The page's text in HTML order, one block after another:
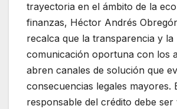
trayectoria en el ámbito de la
finanzas, Héctor Andrés
recalca que la transparencia y la
comunicación oportuna con los
abren canales de solución que
consecuencias legales mayores.
responsable del crédito debe ser